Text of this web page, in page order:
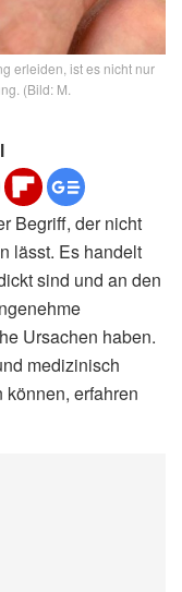
erleiden, ist es nicht nur
(Bild: M.
Begriff, der nicht
lässt. Es handelt
sind und an den
Ursachen haben.
medizinisch
erfahren